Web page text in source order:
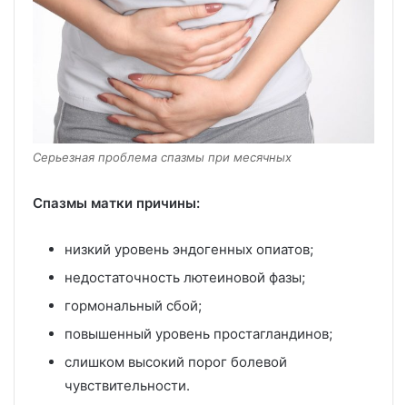
Серьезная проблема спазмы при месячных
Спазмы матки причины:
низкий уровень эндогенных опиатов;
недостаточность лютеиновой фазы;
гормональный сбой;
повышенный уровень простагландинов;
слишком высокий порог болевой
чувствительности.